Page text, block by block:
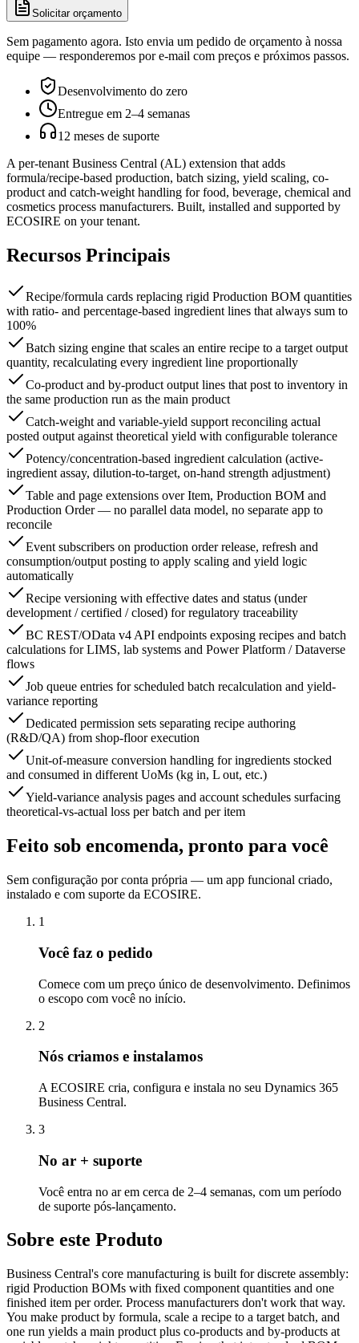
Solicitar orçamento
Sem pagamento agora. Isto envia um pedido de orçamento à nossa
equipe — responderemos por e-mail com preços e próximos passos.
Desenvolvimento do zero
Entregue em 2–4 semanas
12 meses de suporte
A per-tenant Business Central (AL) extension that adds
formula/recipe-based production, batch sizing, yield scaling, co-
product and catch-weight handling for food, beverage, chemical and
cosmetics process manufacturers. Built, installed and supported by
ECOSIRE on your tenant.
Recursos Principais
Recipe/formula cards replacing rigid Production BOM quantities
with ratio- and percentage-based ingredient lines that always sum to
100%
Batch sizing engine that scales an entire recipe to a target output
quantity, recalculating every ingredient line proportionally
Co-product and by-product output lines that post to inventory in
the same production run as the main product
Catch-weight and variable-yield support reconciling actual
posted output against theoretical yield with configurable tolerance
Potency/concentration-based ingredient calculation (active-
ingredient assay, dilution-to-target, on-hand strength adjustment)
Table and page extensions over Item, Production BOM and
Production Order — no parallel data model, no separate app to
reconcile
Event subscribers on production order release, refresh and
consumption/output posting to apply scaling and yield logic
automatically
Recipe versioning with effective dates and status (under
development / certified / closed) for regulatory traceability
BC REST/OData v4 API endpoints exposing recipes and batch
calculations for LIMS, lab systems and Power Platform / Dataverse
flows
Job queue entries for scheduled batch recalculation and yield-
variance reporting
Dedicated permission sets separating recipe authoring
(R&D/QA) from shop-floor execution
Unit-of-measure conversion handling for ingredients stocked
and consumed in different UoMs (kg in, L out, etc.)
Yield-variance analysis pages and account schedules surfacing
theoretical-vs-actual loss per batch and per item
Feito sob encomenda, pronto para você
Sem configuração por conta própria — um app funcional criado,
instalado e com suporte da ECOSIRE.
1
Você faz o pedido
Comece com um preço único de desenvolvimento. Definimos
o escopo com você no início.
2
Nós criamos e instalamos
A ECOSIRE cria, configura e instala no seu Dynamics 365
Business Central.
3
No ar + suporte
Você entra no ar em cerca de 2–4 semanas, com um período
de suporte pós-lançamento.
Sobre este Produto
Business Central's core manufacturing is built for discrete assembly:
rigid Production BOMs with fixed component quantities and one
finished item per order. Process manufacturers don't work that way.
You make product by formula, scale a recipe to a target batch, and
one run yields a main product plus co-products and by-products at